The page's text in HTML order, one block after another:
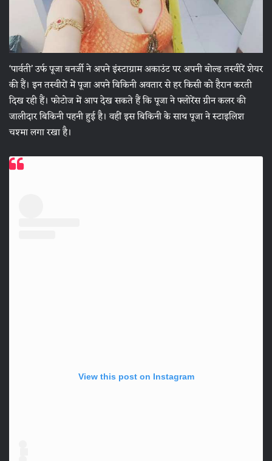
‘पार्वती’ उर्फ पूजा बनर्जी ने अपने इंस्टाग्राम अकाउंट पर अपनी बोल्ड तस्वीरें शेयर
की हैं। इन तस्वीरों में पूजा अपने बिकिनी अवतार से हर किसी को हैरान करती
दिख रही हैं। फोटोज में आप देख सकते हैं कि पूजा ने फ्लोरेंस ग्रीन कलर की
जालीदार बिकिनी पहनी हुई है। वहीं इस बिकिनी के साथ पूजा ने स्टाइलिश
चश्मा लगा रखा है।
View this post on Instagram